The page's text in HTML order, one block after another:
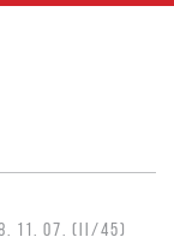
11. 07. (II/45)